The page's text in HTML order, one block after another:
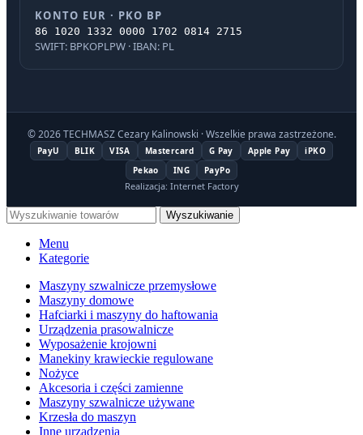
KONTO EUR · PKO BP
86 1020 1332 0000 1702 0814 2715
SWIFT: BPKOPLPW · IBAN: PL
© 2026 TECHMASZ Cezary Kalinowski · Wszelkie prawa zastrzeżone.
PayU BLIK VISA Mastercard G Pay Apple Pay
iPKO
Pekao
ING PayPo
Realizacja: Internet Factory
Wyszukiwanie
Menu
Kategorie
Maszyny szwalnicze przemysłowe
Maszyny domowe
Hafciarki i maszyny do haftowania
Urządzenia prasowalnicze
Wyposażenie krojowni
Manekiny krawieckie regulowane
Nożyce
Akcesoria i części zamienne
Maszyny szwalnicze używane
Krzesła do maszyn
Inne urządzenia